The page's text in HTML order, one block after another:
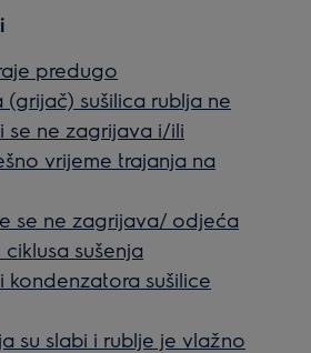
predugo
(grijač) sušilica rublja ne
se ne zagrijava i/ili
vrijeme trajanja na
se ne zagrijava/ odjeća
sušenja
kondenzatora sušilice
su slabi i rublje je vlažno